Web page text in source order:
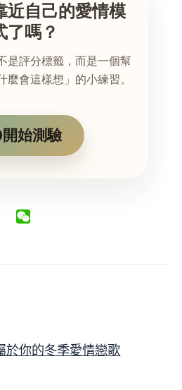
近自己的愛情模
了嗎？
是評分標籤，而是一個幫
麼會這樣想」的小練習。
開始測驗
於你的冬季愛情戀歌